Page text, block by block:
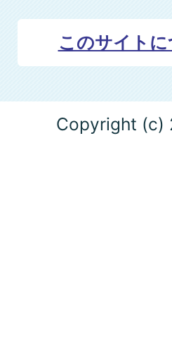
このサイトに
Copyright (c)